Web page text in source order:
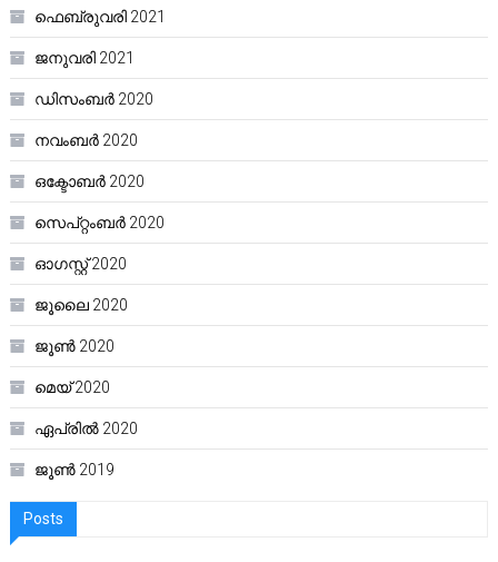
ഫെബ്രുവരി 2021
ജനുവരി 2021
ഡിസംബർ 2020
നവംബർ 2020
ഒക്ടോബർ 2020
സെപ്റ്റംബർ 2020
ഓഗസ്റ്റ്‌ 2020
ജൂലൈ 2020
ജൂൺ 2020
മെയ്‌ 2020
ഏപ്രിൽ 2020
ജൂൺ 2019
Posts